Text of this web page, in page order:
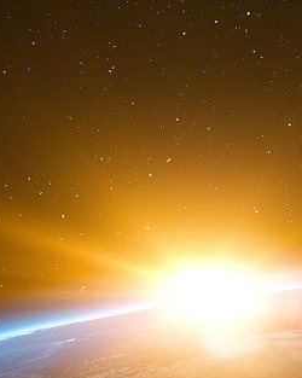
complexe présente
en continuant à
s’est donné un temps
interrogation simple
Emmanuel Macron,
son autorisation
France avec Alstom et
Cette décision
la France soumet
(défense
formel par
de sanctions.